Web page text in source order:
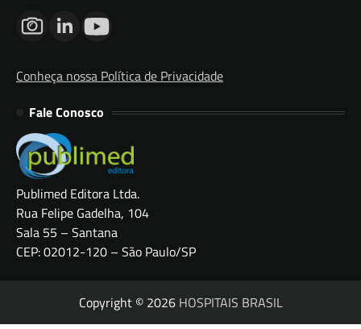
Conheça nossa Política de Privacidade
Fale Conosco
Publimed Editora Ltda.
Rua Felipe Gadelha, 104
Sala 55 – Santana
CEP: 02012-120 – São Paulo/SP
Copyright © 2026 HOSPITAIS BRASIL